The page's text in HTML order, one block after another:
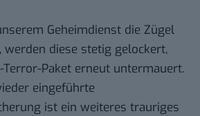
Geheimdienst die Zügel
werden diese stetig gelockert,
Paket erneut untermauert.
eingeführte
ist ein weiteres trauriges